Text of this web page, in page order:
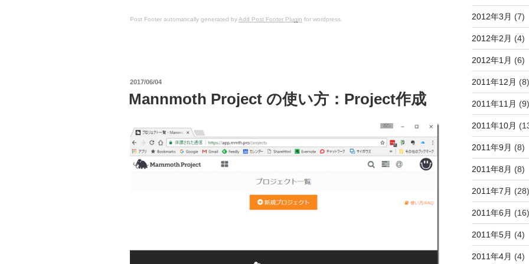
Post Footer automatically generated byAdd Post Footer Plugin for wordpress.
投
日:
2017/06/04
Mannmoth Project の使い方：Project作成
2012年3月 (7)
2012年2月 (4)
2012年1月 (6)
2011年12月 (8)
2011年11月 (9)
2011年10月
2011年9月 (8)
2011年8月 (8)
2011年7月 (28)
2011年6月 (16)
2011年5月 (4)
2011年4月 (4)